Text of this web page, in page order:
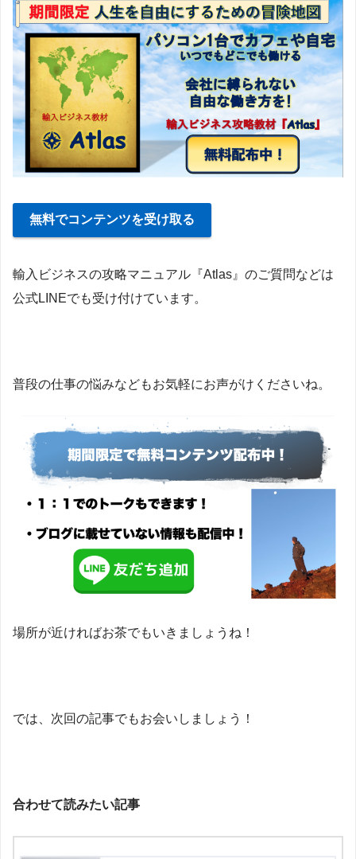
無料でコンテンツを受け取る
輸入ビジネスの攻略マニュアル『Atlas』のご質問などは
公式LINEでも受け付けています。
普段の仕事の悩みなどもお気軽にお声がけくださいね。
場所が近ければお茶でもいきましょうね！
では、次回の記事でもお会いしましょう！
合わせて読みたい記事